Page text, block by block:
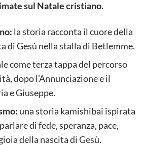
sul Natale cristiano.
la storia racconta il cuore della
di Gesù nella stalla di Betlemme.
come terza tappa del percorso
dopo l’Annunciazione e il
e Giuseppe.
una storia kamishibai ispirata
di fede, speranza, pace,
della nascita di Gesù.